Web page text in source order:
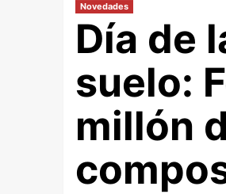
Novedades
Día de
suelo:
millón